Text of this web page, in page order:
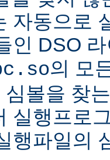
자동으로
인 DSO
의 모
심볼을 찾
실행프로
행파일의